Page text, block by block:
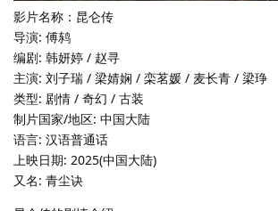
影片名称：昆仑传
导演: 傅鸫
编剧: 韩妍婷 / 赵寻
主演: 刘子瑞 / 梁婧娴 / 栾茗媛 / 麦长青 / 梁琤
类型: 剧情 / 奇幻 / 古装
制片国家/地区: 中国大陆
语言: 汉语普通话
上映日期: 2025(中国大陆)
又名: 青尘诀